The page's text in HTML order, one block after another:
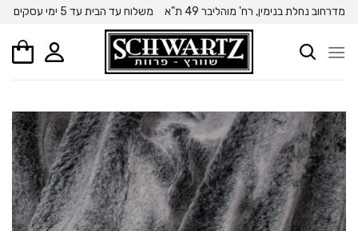
Skip
content
מדרחוב נחלת בנימין, רח' מוהליבר 49 ת"א משלוח עד הבית עד 5 ימי עסקים